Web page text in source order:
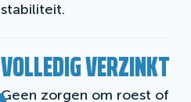
stabiliteit.
VOLLEDIG VERZINKT
Geen zorgen om roest of